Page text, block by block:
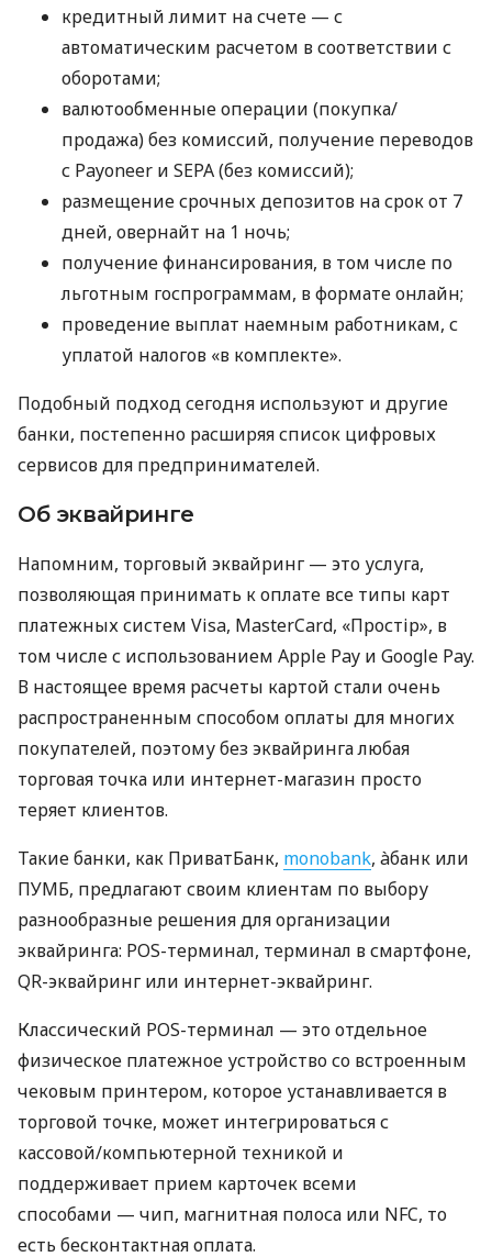
кредитный лимит на счете — с
автоматическим расчетом в соответствии с
оборотами;
валютообменные операции (покупка/
продажа) без комиссий, получение переводов
с Payoneer и SEPA (без комиссий);
размещение срочных депозитов на срок от 7
дней, овернайт на 1 ночь;
получение финансирования, в том числе по
льготным госпрограммам, в формате онлайн;
проведение выплат наемным работникам, с
уплатой налогов «в комплекте».
Подобный подход сегодня используют и другие
банки, постепенно расширяя список цифровых
сервисов для предпринимателей.
Об эквайринге
Напомним, торговый эквайринг — это услуга,
позволяющая принимать к оплате все типы карт
платежных систем Visa, MasterCard, «Простір», в
том числе с использованием Apple Pay и Google Pay.
В настоящее время расчеты картой стали очень
распространенным способом оплаты для многих
покупателей, поэтому без эквайринга любая
торговая точка или интернет-магазин просто
теряет клиентов.
Такие банки, как ПриватБанк, monobank, àбанк или
ПУМБ, предлагают своим клиентам по выбору
разнообразные решения для организации
эквайринга: POS-терминал, терминал в смартфоне,
QR-эквайринг или интернет-эквайринг.
Классический POS-терминал — это отдельное
физическое платежное устройство со встроенным
чековым принтером, которое устанавливается в
торговой точке, может интегрироваться с
кассовой/компьютерной техникой и
поддерживает прием карточек всеми
способами — чип, магнитная полоса или NFC, то
есть бесконтактная оплата.